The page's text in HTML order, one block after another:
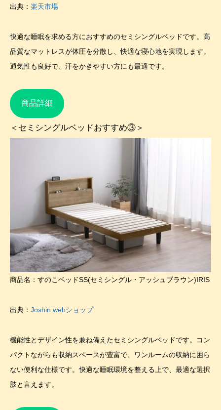
出典： 楽天市場
快適な睡眠を求める方におすすめのセミシングルベッドです。高
品質なマットレスが体圧を分散し、快適な寝心地を実現します。
通気性も良好で、汗をかきやすい方にも最適です。
商品詳細
＜セミシングルベッドおすすめ③＞
商品名：すのこベッドSS(セミシングル・アッシュブラウン)IRIS
出典： Joshin webショップ
機能性とデザイン性を兼ね備えたセミシングルベッドです。コン
パクトながらも収納スペースが豊富で、ワンルームの収納に困ら
ない便利な仕様です。快適な睡眠環境を整える上で、最適な選択
肢と言えます。